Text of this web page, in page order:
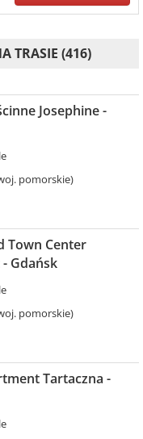
TRASIE (416)
Josephine -
pomorskie)
Town Center
Gdańsk
pomorskie)
Tartaczna -